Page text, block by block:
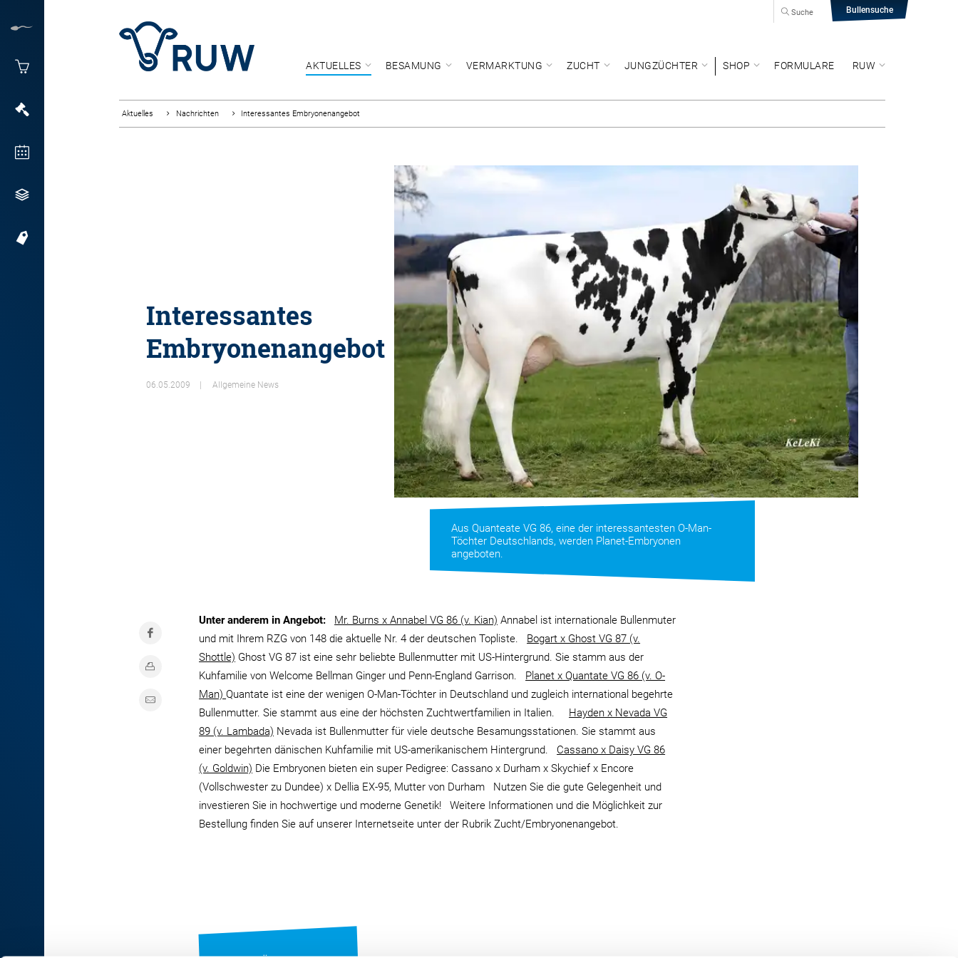
Bullensuche
Suche
AKTUELLES BESAMUNG VERMARKTUNG ZUCHT JUNGZÜCHTER SHOP FORMULARE RUW
Aktuelles Nachrichten Interessantes Embryonenangebot
Interessantes
Embryonenangebot
06.05.2009 Allgemeine News
Aus Quanteate VG 86, eine der interessantesten O-Man-
Töchter Deutschlands, werden Planet-Embryonen
angeboten.
Unter anderem in Angebot: Mr. Burns x Annabel VG 86 (v. Kian) Annabel ist internationale Bullenmuter
und mit Ihrem RZG von 148 die aktuelle Nr. 4 der deutschen Topliste. Bogart x Ghost VG 87 (v.
Shottle) Ghost VG 87 ist eine sehr beliebte Bullenmutter mit US-Hintergrund. Sie stamm aus der
Kuhfamilie von Welcome Bellman Ginger und Penn-England Garrison. Planet x Quantate VG 86 (v. O-
Man)Quantate ist eine der wenigen O-Man-Töchter in Deutschland und zugleich international begehrte
Bullenmutter. Sie stammt aus eine der höchsten Zuchtwertfamilien in Italien. Hayden x Nevada VG
89 (v. Lambada) Nevada ist Bullenmutter für viele deutsche Besamungsstationen. Sie stammt aus
einer begehrten dänischen Kuhfamilie mit US-amerikanischem Hintergrund. Cassano x Daisy VG 86
(v. Goldwin) Die Embryonen bieten ein super Pedigree: Cassano x Durham x Skychief x Encore
(Vollschwester zu Dundee) x Dellia EX-95, Mutter von Durham Nutzen Sie die gute Gelegenheit und
investieren Sie in hochwertige und moderne Genetik! Weitere Informationen und die Möglichkeit zur
Bestellung finden Sie auf unserer Internetseite unter der Rubrik Zucht/Embryonenangebot.